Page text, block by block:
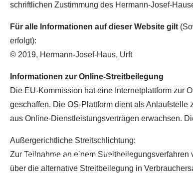
Hinweisgeber-Portal
schriftlichen Zustimmung des Hermann-Josef-
Für alle Informationen auf dieser Website gilt
erfolgt):
© 2019, Hermann-Josef-Haus, Urft
Informationen zur Online-Streitbeilegung
Die EU-Kommission hat eine Internetplattform zur
geschaffen. Die OS-Plattform dient als
aus Online-Dienstleistungsverträgen erwachsen.
Außergerichtliche Streitschlichtung:
Zur Teilnahme an einem
über die alternative Streitbeilegung in